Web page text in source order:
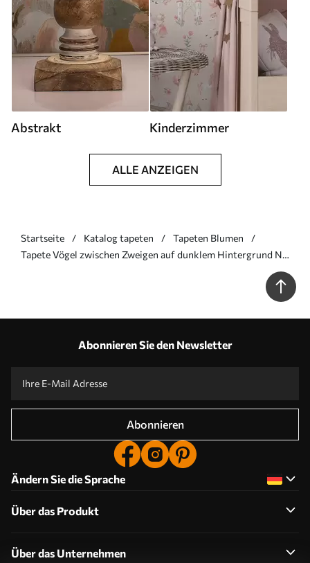
Abstrakt Kinderzimmer
ALLE ANZEIGEN
Startseite Katalog tapeten
Tapeten Blumen
Tapete Vögel zwischen Zweigen auf dunklem Hintergrund Nr.
Abonnieren Sie den Newsletter
Abonnieren
Ändern Sie die Sprache
Über das Produkt
Über das Unternehmen